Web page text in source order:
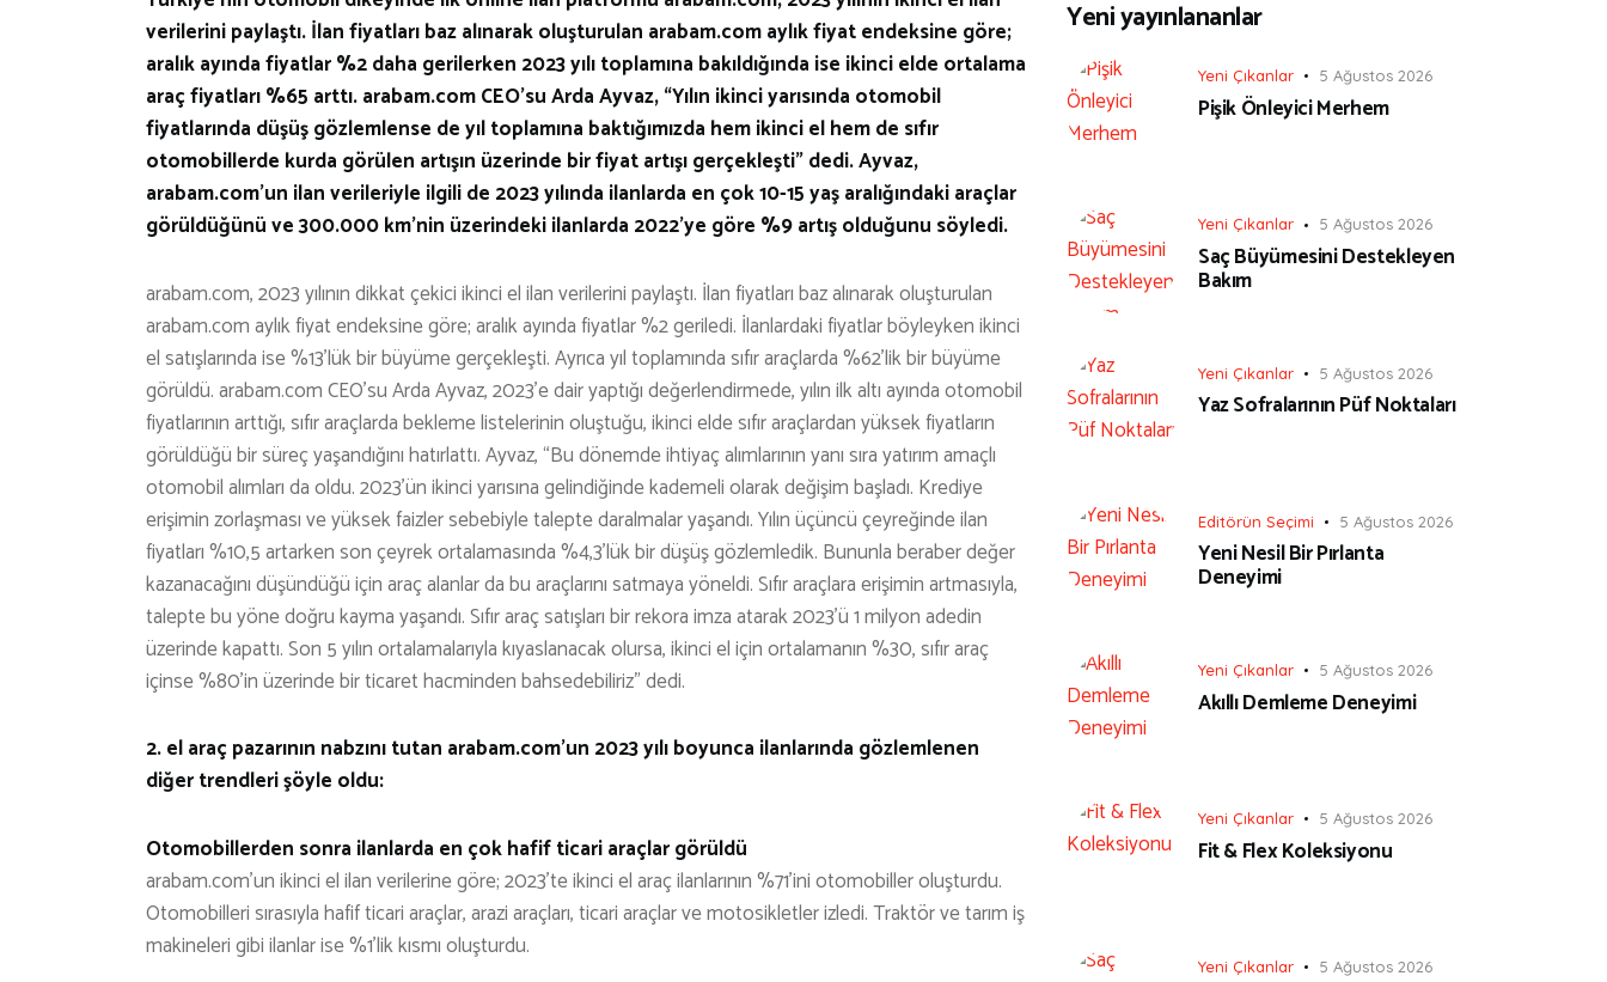
verilerini paylaştı. İlan fiyatları baz alınarak oluşturulan arabam.com aylık fiyat endeksine göre;
aralık ayında fiyatlar %2 daha gerilerken 2023 yılı toplamına bakıldığında ise ikinci elde ortalama
araç fiyatları %65 arttı. arabam.com CEO’su Arda Ayvaz, “Yılın ikinci yarısında otomobil
fiyatlarında düşüş gözlemlense de yıl toplamına baktığımızda hem ikinci el hem de sıfır
otomobillerde kurda görülen artışın üzerinde bir fiyat artışı gerçekleşti” dedi. Ayvaz,
arabam.com’un ilan verileriyle ilgili de 2023 yılında ilanlarda en çok 10-15 yaş aralığındaki araçlar
görüldüğünü ve 300.000 km’nin üzerindeki ilanlarda 2022’ye göre %9 artış olduğunu söyledi.
arabam.com, 2023 yılının dikkat çekici ikinci el ilan verilerini paylaştı. İlan fiyatları baz alınarak oluşturulan
arabam.com aylık fiyat endeksine göre; aralık ayında fiyatlar %2 geriledi. İlanlardaki fiyatlar böyleyken ikinci
el satışlarında ise %13’lük bir büyüme gerçekleşti. Ayrıca yıl toplamında sıfır araçlarda %62’lik bir büyüme
görüldü. arabam.com CEO’su Arda Ayvaz, 2023’e dair yaptığı değerlendirmede, yılın ilk altı ayında otomobil
fiyatlarının arttığı, sıfır araçlarda bekleme listelerinin oluştuğu, ikinci elde sıfır araçlardan yüksek fiyatların
görüldüğü bir süreç yaşandığını hatırlattı. Ayvaz, “Bu dönemde ihtiyaç alımlarının yanı sıra yatırım amaçlı
otomobil alımları da oldu. 2023’ün ikinci yarısına gelindiğinde kademeli olarak değişim başladı. Krediye
erişimin zorlaşması ve yüksek faizler sebebiyle talepte daralmalar yaşandı. Yılın üçüncü çeyreğinde ilan
fiyatları %10,5 artarken son çeyrek ortalamasında %4,3’lük bir düşüş gözlemledik. Bununla beraber değer
kazanacağını düşündüğü için araç alanlar da bu araçlarını satmaya yöneldi. Sıfır araçlara erişimin artmasıyla,
talepte bu yöne doğru kayma yaşandı. Sıfır araç satışları bir rekora imza atarak 2023’ü 1 milyon adedin
üzerinde kapattı. Son 5 yılın ortalamalarıyla kıyaslanacak olursa, ikinci el için ortalamanın %30, sıfır araç
içinse %80’in üzerinde bir ticaret hacminden bahsedebiliriz” dedi.
2. el araç pazarının nabzını tutan arabam.com’un 2023 yılı boyunca ilanlarında gözlemlenen
diğer trendleri şöyle oldu:
Otomobillerden sonra ilanlarda en çok hafif ticari araçlar görüldü
arabam.com’un ikinci el ilan verilerine göre; 2023’te ikinci el araç ilanlarının %71’ini otomobiller oluşturdu.
Otomobilleri sırasıyla hafif ticari araçlar, arazi araçları, ticari araçlar ve motosikletler izledi. Traktör ve tarım iş
makineleri gibi ilanlar ise %1’lik kısmı oluşturdu.
Yeni yayınlananlar
Yeni Çıkanlar 5 Ağustos 2026
Pişik Önleyici Merhem
Yeni Çıkanlar 5 Ağustos 2026
Saç Büyümesini Destekleyen
Bakım
Yeni Çıkanlar 5 Ağustos 2026
Yaz Sofralarının Püf Noktaları
Editörün Seçimi 5 Ağustos 2026
Yeni Nesil Bir Pırlanta
Deneyimi
Yeni Çıkanlar 5 Ağustos 2026
Akıllı Demleme Deneyimi
Yeni Çıkanlar 5 Ağustos 2026
Fit & Flex Koleksiyonu
Yeni Çıkanlar 5 Ağustos 2026